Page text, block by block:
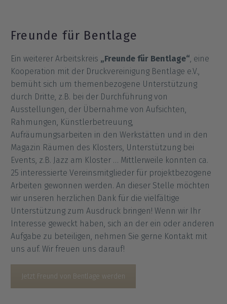
Freunde für Bentlage
Ein weiterer Arbeitskreis „Freunde für Bentlage“, eine
Kooperation mit der Druckvereinigung Bentlage e.V.,
bemüht sich um themenbezogene Unterstützung
durch Dritte, z.B. bei der Durchführung von
Ausstellungen, der Übernahme von Aufsichten,
Rahmungen, Künstlerbetreuung,
Aufräumungsarbeiten in den Werkstätten und in den
Magazin Räumen des Klosters, Unterstützung bei
Events, z.B. Jazz am Kloster … Mittlerweile konnten ca.
25 interessierte Vereinsmitglieder für projektbezogene
Arbeiten gewonnen werden. An dieser Stelle möchten
wir unseren herzlichen Dank für die vielfältige
Unterstützung zum Ausdruck bringen! Wenn wir Ihr
Interesse geweckt haben, sich an der ein oder anderen
Aufgabe zu beteiligen, nehmen Sie gerne Kontakt mit
uns auf. Wir freuen uns darauf!
Jetzt Freund von Bentlage werden